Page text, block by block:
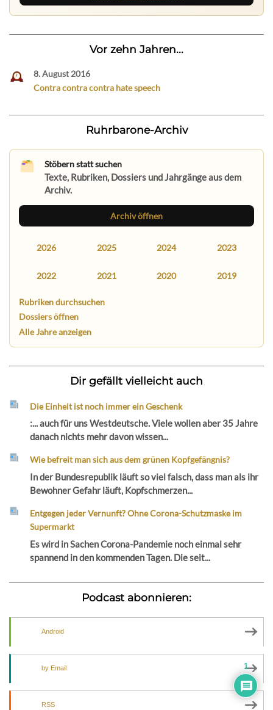
Vor zehn Jahren...
8. August 2016
Contra contra contra hate speech
Ruhrbarone-Archiv
Stöbern statt suchen
Texte, Rubriken, Dossiers und Jahrgänge aus dem
Archiv.
Archiv öffnen
2026 2025 2024 2023
2022 2021 2020 2019
Rubriken durchsuchen
Dossiers öffnen
Alle Jahre anzeigen
Dir gefällt vielleicht auch
Die Einheit ist noch immer ein Geschenk
:... auch für uns Westdeutsche. Viele wollen aber 35 Jahre
danach nichts mehr davon wissen...
Wie befreit man sich aus dem grünen Kopfgefängnis?
In der Bundesrepublik läuft so viel falsch, dass man als ihr
Bewohner Gefahr läuft, Kopfschmerzen...
Entgegen jeder Vernunft? Ohne Corona-Schutzmaske im
Supermarkt
Es wird in Sachen Corona-Pandemie noch einmal sehr
spannend in den kommenden Tagen. Die seit...
Podcast abonnieren:
Android
by Email
RSS
1